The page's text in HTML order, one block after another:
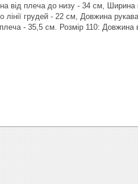
від плеча до низу - 34 см, Ширина
грудей - 22 см, Довжина
- 35,5 см. Розмір 110: Довжина